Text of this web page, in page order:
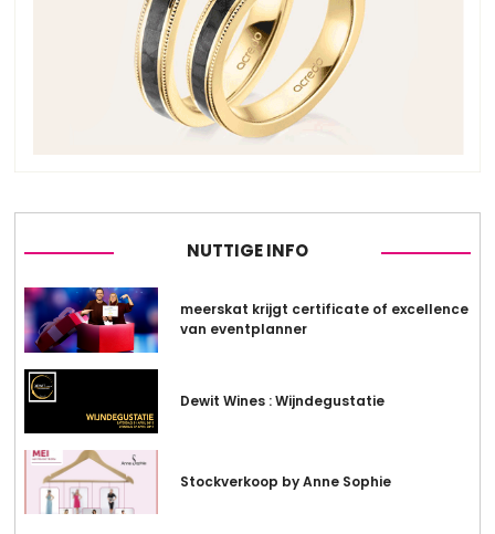
NUTTIGE INFO
meerskat krijgt certificate of excellence
van eventplanner
Dewit Wines : Wijndegustatie
Stockverkoop by Anne Sophie